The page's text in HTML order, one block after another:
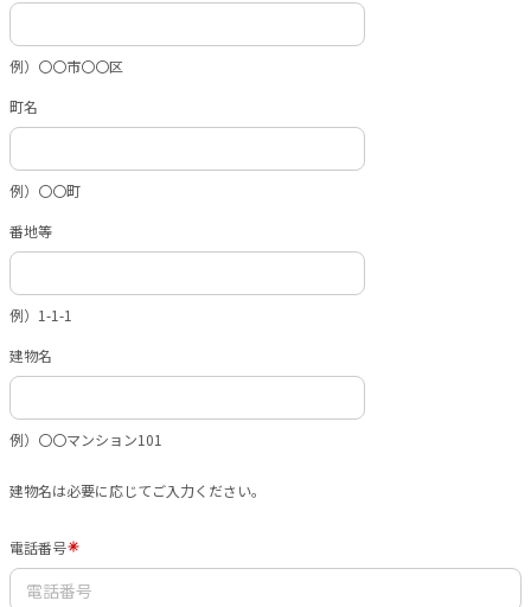
例）〇〇市〇〇区
町名
例）〇〇町
番地等
例）1-1-1
建物名
例）〇〇マンション101
建物名は必要に応じてご入力ください。
電話番号